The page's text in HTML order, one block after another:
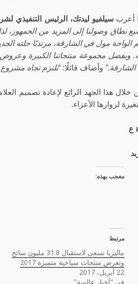
أعربسيلفيو ليدتك، الرئيس التنفيذي
نطاق وصولنا إلى المزيد من الجمهور،
الواحة مول في الشارقة، مرتديًا حلته
وبفضل مجموعة منتجاتنا الكبيرة وعروض
وأضاف قائلًا: “نلتزم تجاه مشروع
خلال هذا الجهد الرائع لإعادة تصميم
لزوارها الأعزاء.
ع
معجب بهذه:
مرتبط
ماليزيا تسعى لاستقبال 31.8 مليون سائح
وتعرض منتجات سياحية متميزة 2017
22 أبريل، 2017
في "أخبار عالمية"